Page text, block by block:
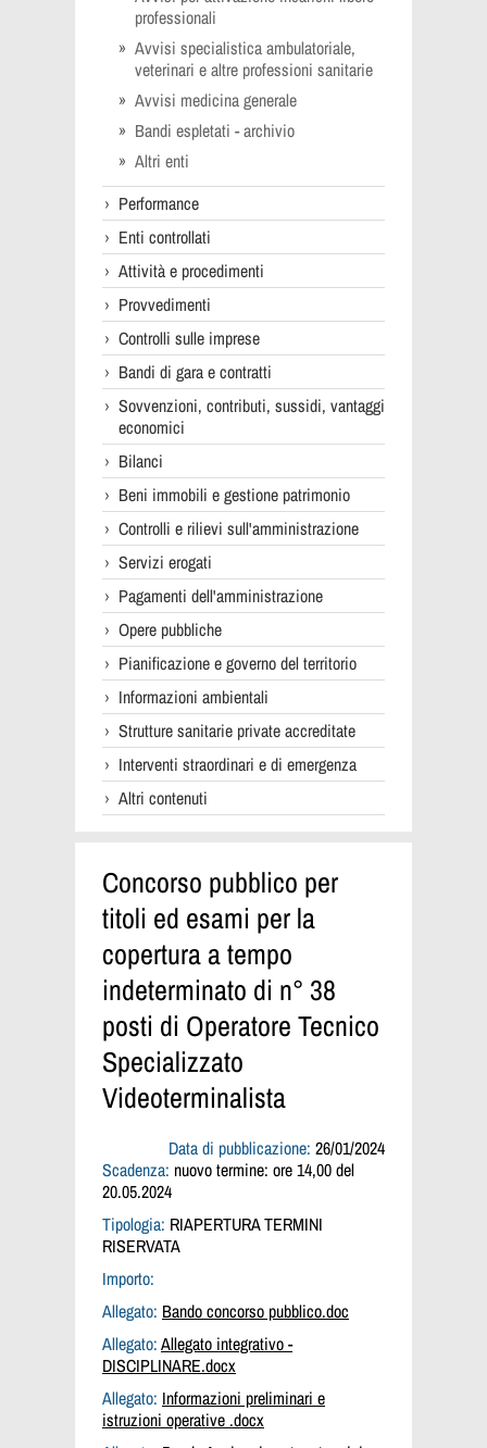
professionali
Avvisi specialistica ambulatoriale,
veterinari e altre professioni sanitarie
Avvisi medicina generale
Bandi espletati - archivio
Altri enti
Performance
Enti controllati
Attività e procedimenti
Provvedimenti
Controlli sulle imprese
Bandi di gara e contratti
Sovvenzioni, contributi, sussidi, vantaggi
economici
Bilanci
Beni immobili e gestione patrimonio
Controlli e rilievi sull'amministrazione
Servizi erogati
Pagamenti dell'amministrazione
Opere pubbliche
Pianificazione e governo del territorio
Informazioni ambientali
Strutture sanitarie private accreditate
Interventi straordinari e di emergenza
Altri contenuti
Concorso pubblico per
titoli ed esami per la
copertura a tempo
indeterminato di n° 38
posti di Operatore Tecnico
Specializzato
Videoterminalista
Data di pubblicazione: 26/01/2024
Scadenza: nuovo termine: ore 14,00 del
20.05.2024
Tipologia: RIAPERTURA TERMINI
RISERVATA
Importo:
Allegato: Bando concorso pubblico.doc
Allegato:Allegato integrativo -
DISCIPLINARE.docx
Allegato: Informazioni preliminari e
istruzioni operative .docx